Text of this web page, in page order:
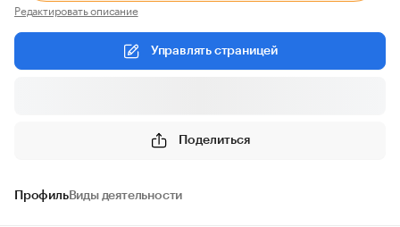
Редактировать описание
Управлять страницей
Поделиться
ПрофильВиды деятельности